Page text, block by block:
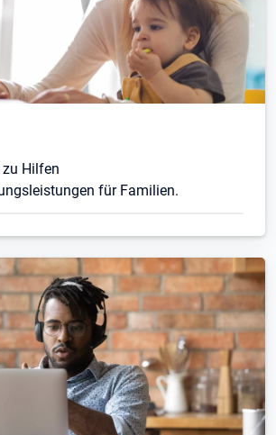
Hilfen
für Familien.